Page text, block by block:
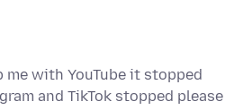
me with YouTube it stopped
and TikTok stopped please